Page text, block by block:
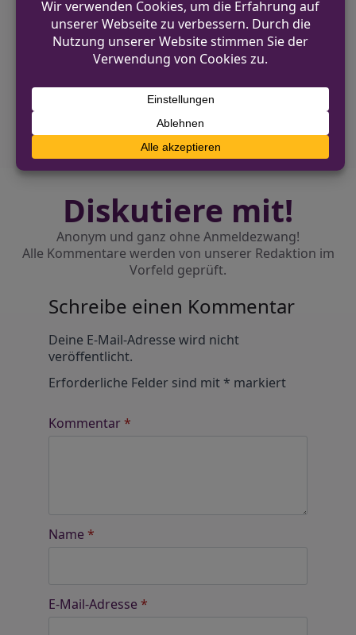
VORHERIGER BEITRAG
Verkehrsunfall in Herford: Audi überschlägt
sich unter Alkoholeinfluss
NÄCHSTER BEITRAG
Diskutiere mit!
Anonym und ganz ohne Anmeldezwang!
Alle Kommentare werden von unserer Redaktion im
Vorfeld geprüft.
Schreibe einen Kommentar
Deine E-Mail-Adresse wird nicht
veröffentlicht.
Erforderliche Felder sind mit* markiert
Kommentar*
Name *
E-Mail-Adresse *